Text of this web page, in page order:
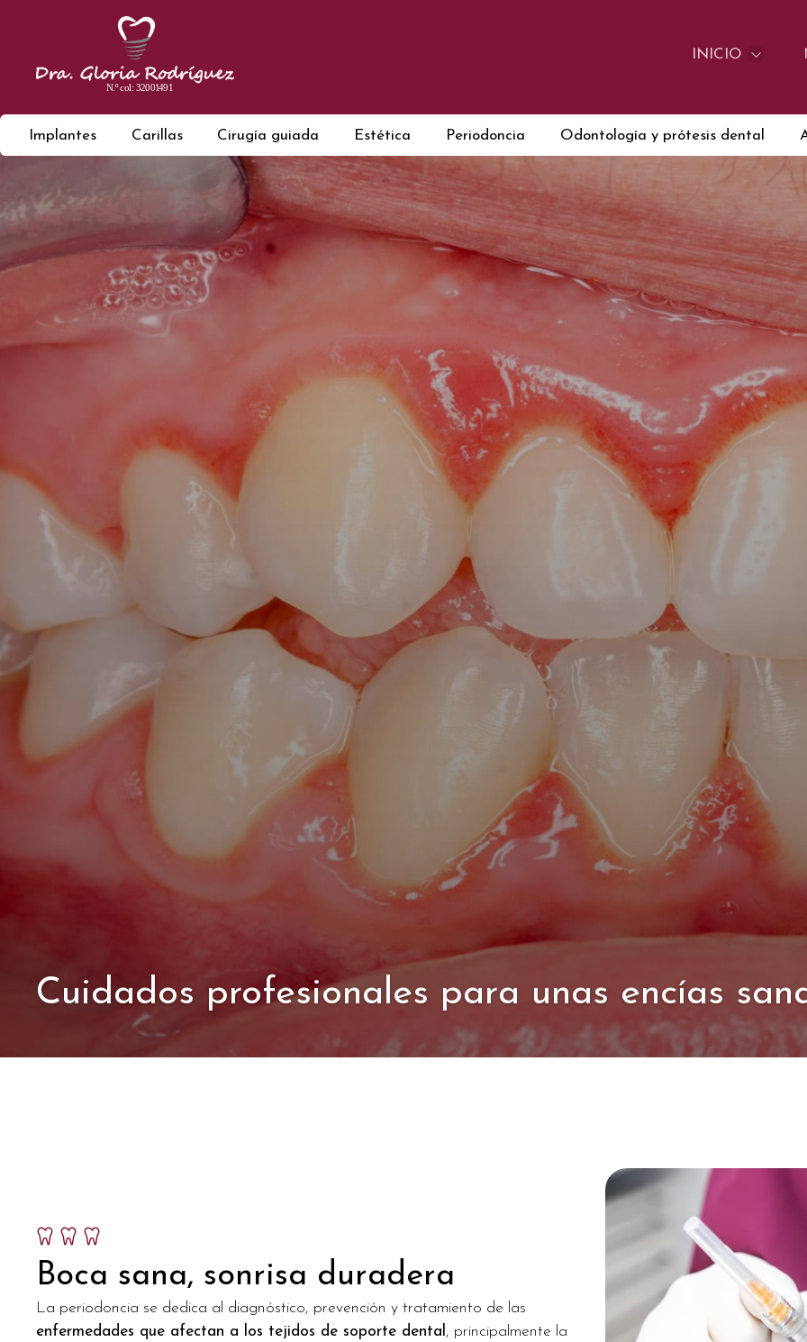
INICIO
Implantes Carillas Cirugía guiada Estética Periodoncia Odontología y prótesis dental
Cuidados profesionales para unas encías
Boca sana, sonrisa duradera
La periodoncia se dedica al diagnóstico, prevención y tratamiento de las
enfermedades que afectan a los tejidos de soporte dental , principalmente la